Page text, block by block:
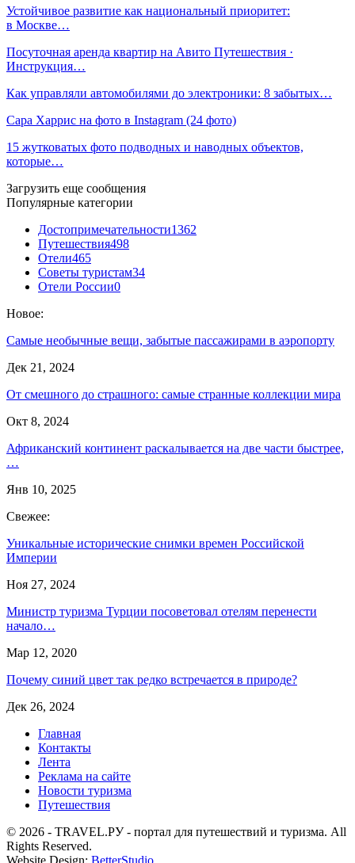
Устойчивое развитие как национальный приоритет:
в Москве…
Посуточная аренда квартир на Авито Путешествия ·
Инструкция…
Как управляли автомобилями до электроники: 8 забытых…
Сара Харрис на фото в Instagram (24 фото)
15 жутковатых фото подводных и наводных объектов,
которые…
Загрузить еще сообщения
Популярные категории
Достопримечательности1362
Путешествия498
Отели465
Советы туристам34
Отели России0
Новое:
Самые необычные вещи, забытые пассажирами в аэропорту
Дек 21, 2024
От смешного до страшного: самые странные коллекции мира
Окт 8, 2024
Африканский континент раскалывается на две части быстрее,
…
Янв 10, 2025
Свежее:
Уникальные исторические снимки времен Российской
Империи
Ноя 27, 2024
Министр туризма Турции посоветовал отелям перенести
начало…
Мар 12, 2020
Почему синий цвет так редко встречается в природе?
Дек 26, 2024
Главная
Контакты
Лента
Реклама на сайте
Новости туризма
Путешествия
© 2026 - TRAVEL.РУ - портал для путешествий и туризма. All
Rights Reserved.
Website Design: BetterStudio